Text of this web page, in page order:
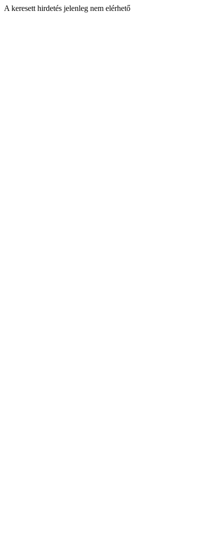
A keresett hirdetés jelenleg nem elérhető